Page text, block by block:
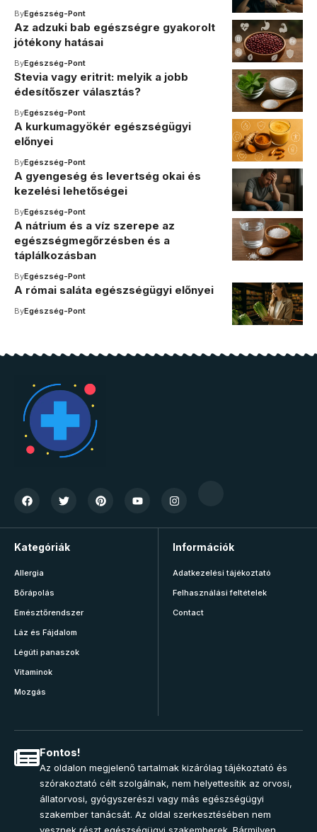
ByEgészség-Pont
Az adzuki bab egészségre gyakorolt
jótékony hatásai
ByEgészség-Pont
Stevia vagy eritrit: melyik a jobb
édesítőszer választás?
ByEgészség-Pont
A kurkumagyökér egészségügyi
előnyei
ByEgészség-Pont
A gyengeség és levertség okai és
kezelési lehetőségei
ByEgészség-Pont
A nátrium és a víz szerepe az
egészségmegőrzésben és a
táplálkozásban
ByEgészség-Pont
A római saláta egészségügyi előnyei
ByEgészség-Pont
Kategóriák
Allergia
Bőrápolás
Emésztőrendszer
Láz és Fájdalom
Légúti panaszok
Vitaminok
Mozgás
Információk
Adatkezelési tájékoztató
Felhasználási feltételek
Contact
Fontos!
Az oldalon megjelenő tartalmak kizárólag tájékoztató és
szórakoztató célt szolgálnak, nem helyettesítik az orvosi,
állatorvosi, gyógyszerészi vagy más egészségügyi
szakember tanácsát. Az oldal szerkesztésében nem